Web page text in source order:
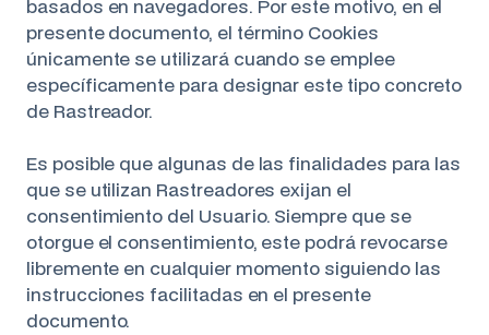
basados en navegadores. Por este motivo, en el
presente documento, el término Cookies
únicamente se utilizará cuando se emplee
específicamente para designar este tipo concreto
de Rastreador.
Es posible que algunas de las finalidades para las
que se utilizan Rastreadores exijan el
consentimiento del Usuario. Siempre que se
otorgue el consentimiento, este podrá revocarse
libremente en cualquier momento siguiendo las
instrucciones facilitadas en el presente
documento.